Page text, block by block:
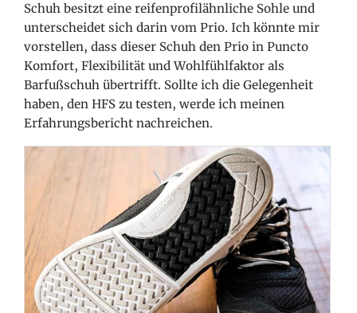
Schuh besitzt eine reifenprofilähnliche Sohle und
unterscheidet sich darin vom Prio. Ich könnte mir
vorstellen, dass dieser Schuh den Prio in Puncto
Komfort, Flexibilität und Wohlfühlfaktor als
Barfußschuh übertrifft. Sollte ich die Gelegenheit
haben, den HFS zu testen, werde ich meinen
Erfahrungsbericht nachreichen.